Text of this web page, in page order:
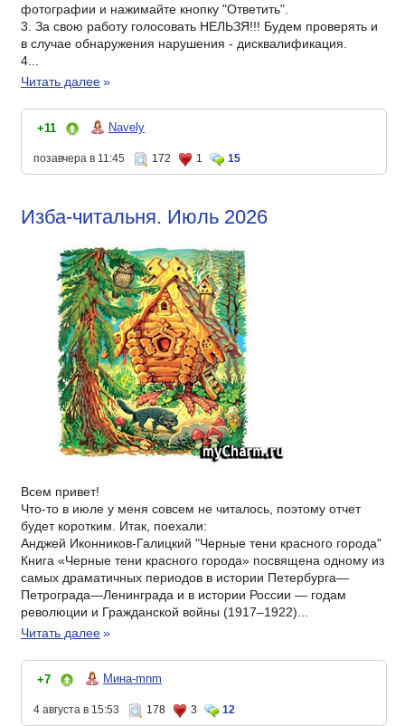
фотографии и нажимайте кнопку "Ответить".
3. За свою работу голосовать НЕЛЬЗЯ!!! Будем проверять и
в случае обнаружения нарушения - дисквалификация.
4...
Читать далее»
+11 Navely
позавчера в 11:45 172 1 15
Изба-читальня. Июль 2026
Всем привет!
Что-то в июле у меня совсем не читалось, поэтому отчет
будет коротким. Итак, поехали:
Анджей Иконников-Галицкий "Черные тени красного города"
Книга «Черные тени красного города» посвящена одному из
самых драматичных периодов в истории Петербурга—
Петрограда—Ленинграда и в истории России — годам
революции и Гражданской войны (1917–1922)...
Читать далее»
+7 Мина-mnm
4 августа в 15:53 178 3 12